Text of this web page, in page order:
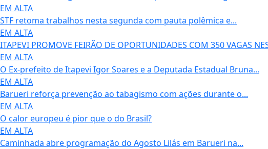
EM ALTA
STF retoma trabalhos nesta segunda com pauta polêmica e...
EM ALTA
ITAPEVI PROMOVE FEIRÃO DE OPORTUNIDADES COM 350 VAGAS
EM ALTA
O Ex-prefeito de Itapevi Igor Soares e a Deputada Estadual Bruna...
EM ALTA
Barueri reforça prevenção ao tabagismo com ações durante o...
EM ALTA
O calor europeu é pior que o do Brasil?
EM ALTA
Caminhada abre programação do Agosto Lilás em Barueri na...